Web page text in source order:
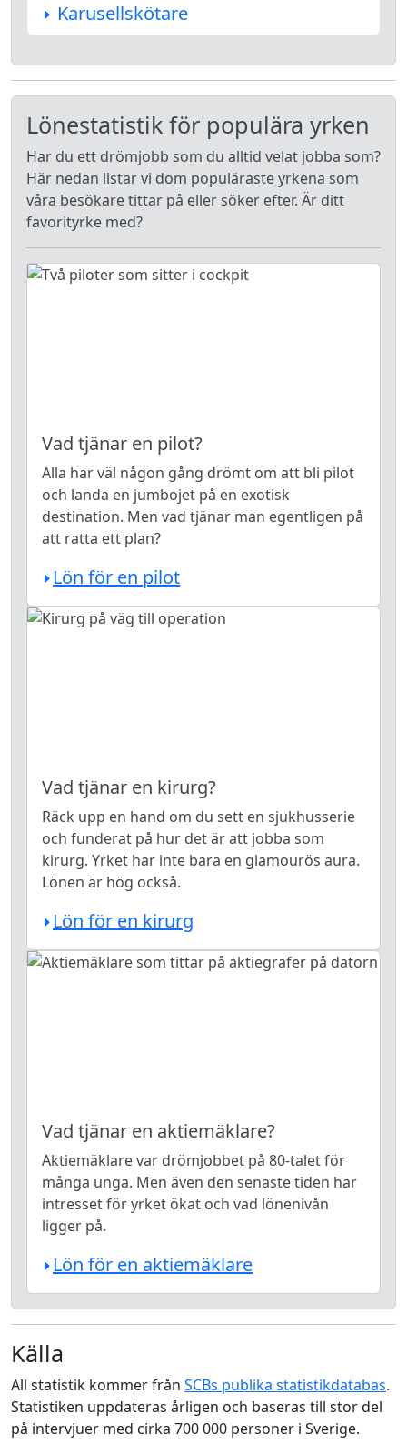
Karusellskötare
Lönestatistik för populära yrken
Har du ett drömjobb som du alltid velat jobba som?
Här nedan listar vi dom populäraste yrkena som
våra besökare tittar på eller söker efter. Är ditt
favorityrke med?
Vad tjänar en pilot?
Alla har väl någon gång drömt om att bli pilot
och landa en jumbojet på en exotisk
destination. Men vad tjänar man egentligen på
att ratta ett plan?
Lön för en pilot
Vad tjänar en kirurg?
Räck upp en hand om du sett en sjukhusserie
och funderat på hur det är att jobba som
kirurg. Yrket har inte bara en glamourös aura.
Lönen är hög också.
Lön för en kirurg
Vad tjänar en aktiemäklare?
Aktiemäklare var drömjobbet på 80-talet för
många unga. Men även den senaste tiden har
intresset för yrket ökat och vad lönenivån
ligger på.
Lön för en aktiemäklare
Källa
All statistik kommer från SCBs publika statistikdatabas.
Statistiken uppdateras årligen och baseras till stor del
på intervjuer med cirka 700 000 personer i Sverige.